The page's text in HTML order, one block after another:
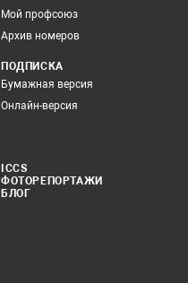
Мой профсоюз
Архив номеров
ПОДПИСКА
Бумажная версия
Онлайн-версия
ICCS
ФОТОРЕПОРТАЖИ
БЛОГ